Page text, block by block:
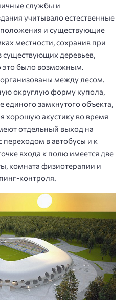
службы и
учитывало естественные
и существующие
местности, сохранив при
существующих деревьев,
это было возможным.
между лесом.
округлую форму купола,
единого замкнутого объекта,
хорошую акустику во время
отдельный выход на
в автобусы и к
входа к полю имеется две
комната физиотерапии и
контроля.